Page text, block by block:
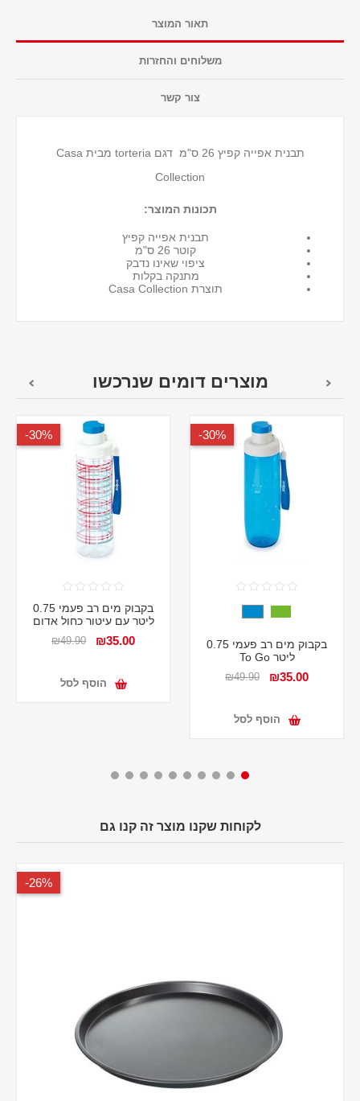
תאור המוצר
משלוחים והחזרות
צור קשר
תבנית אפייה קפיץ 26 ס"מ דגם torteria מבית Casa
Collection
תכונות המוצר:
תבנית אפייה קפיץ
קוטר 26 ס"מ
ציפוי שאינו נדבק
מתנקה בקלות
תוצרת Casa Collection
מוצרים דומים שנרכשו
30%-
בקבוק מים רב פעמי 0.75
ליטר To Go
₪35.00
₪49.90
הוסף לסל
30%-
בקבוק מים רב פעמי 0.75
ליטר עם עיטור כחול אדום
₪35.00
₪49.90
הוסף לסל
לקוחות שקנו מוצר זה קנו גם
26%-